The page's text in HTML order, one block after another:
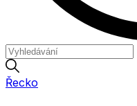
Řecko